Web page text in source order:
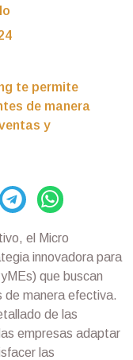
te permite
de manera
y
el Micro
innovadora para
que buscan
de manera efectiva.
de las
empresas adaptar
las